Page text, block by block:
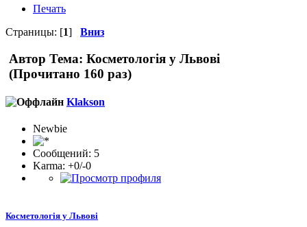
Печать
Страницы: [1] Вниз
Автор Тема: Косметологія у Львові
(Прочитано 160 раз)
Klakson
Newbie
Сообщений: 5
Karma: +0/-0
Косметологія у Львові